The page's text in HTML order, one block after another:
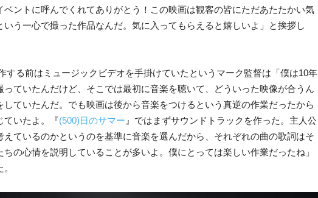
ベントに呼んでくれてありがとう！この映画は観客の皆にただあたたかい気
う一心で撮った作品なんだ。気に入ってもらえると嬉しいよ」と挨拶し
する前はミュージックビデオを手掛けていたというマーク監督は「僕は10年
っていたんだけど、そこでは最初に音楽を聴いて、どういった映像が合うん
していたんだ。でも映画は後から音楽をつけるという真逆の作業だったから
ていたよ。『(500)日のサマー 』ではまずサウンドトラックを作った。主人公
ているのかというのを基準に音楽を選んだから、それぞれの曲の歌詞はそ
の心情を説明していることが多いよ。僕にとっては楽しい作業だったね」